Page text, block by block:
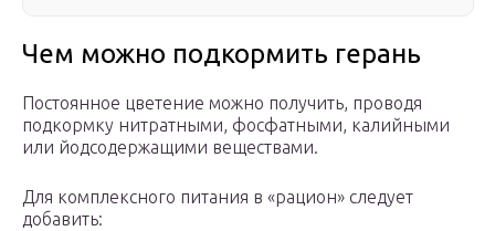
Чем можно подкормить герань
Постоянное цветение можно получить, проводя
подкормку нитратными, фосфатными, калийными
или йодсодержащими веществами.
Для комплексного питания в «рацион» следует
добавить: